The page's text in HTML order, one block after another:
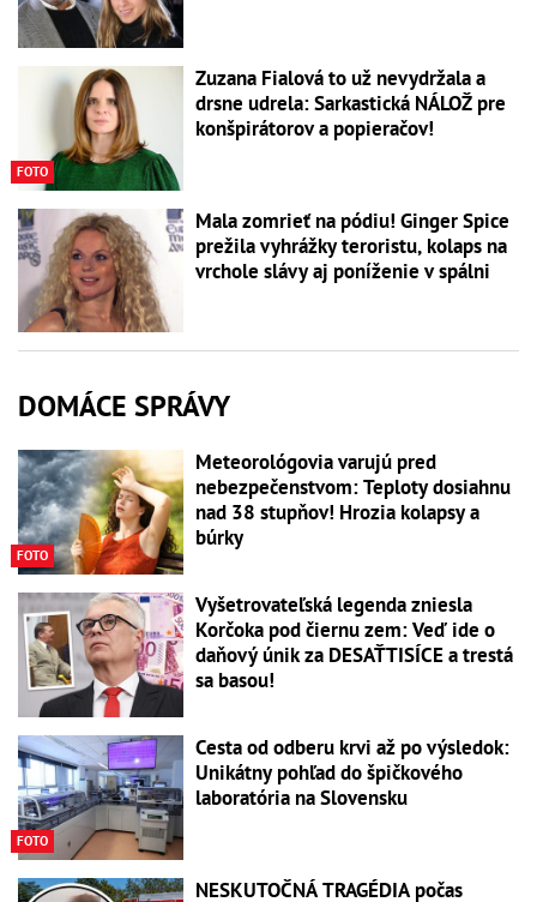
FOTO
Zuzana Fialová to už nevydržala a
drsne udrela: Sarkastická NÁLOŽ pre
konšpirátorov a popieračov!
Mala zomrieť na pódiu! Ginger Spice
prežila vyhrážky teroristu, kolaps na
vrchole slávy aj poníženie v spálni
DOMÁCE SPRÁVY
FOTO
Meteorológovia varujú pred
nebezpečenstvom: Teploty dosiahnu
nad 38 stupňov! Hrozia kolapsy a
búrky
Vyšetrovateľská legenda zniesla
Korčoka pod čiernu zem: Veď ide o
daňový únik za DESAŤTISÍCE a trestá
sa basou!
FOTO
Cesta od odberu krvi až po výsledok:
Unikátny pohľad do špičkového
laboratória na Slovensku
NESKUTOČNÁ TRAGÉDIA počas